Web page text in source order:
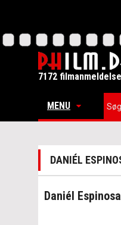
7172
MENU
DANIÉL
Daniél Espinosa